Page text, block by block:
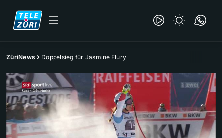
ZüriNews Doppelsieg für Jasmine Flury